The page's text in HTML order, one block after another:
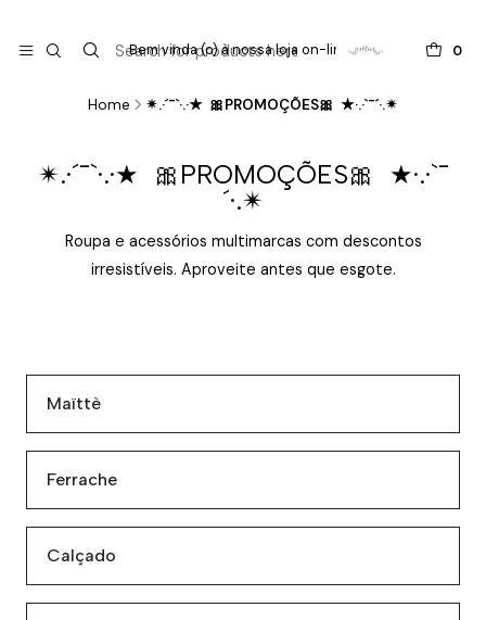
0
Bem vinda (o) à nossa loja on-line !
Home ✴.·´¯`·.·★ 🎀PROMOÇÕES🎀 ★·.·`¯´·.✴
✴.·´¯`·.·★ 🎀PROMOÇÕES🎀 ★·.·`¯
´·.✴
Roupa e acessórios multimarcas com descontos
irresistíveis. Aproveite antes que esgote.
Maïttè
Ferrache
Calçado